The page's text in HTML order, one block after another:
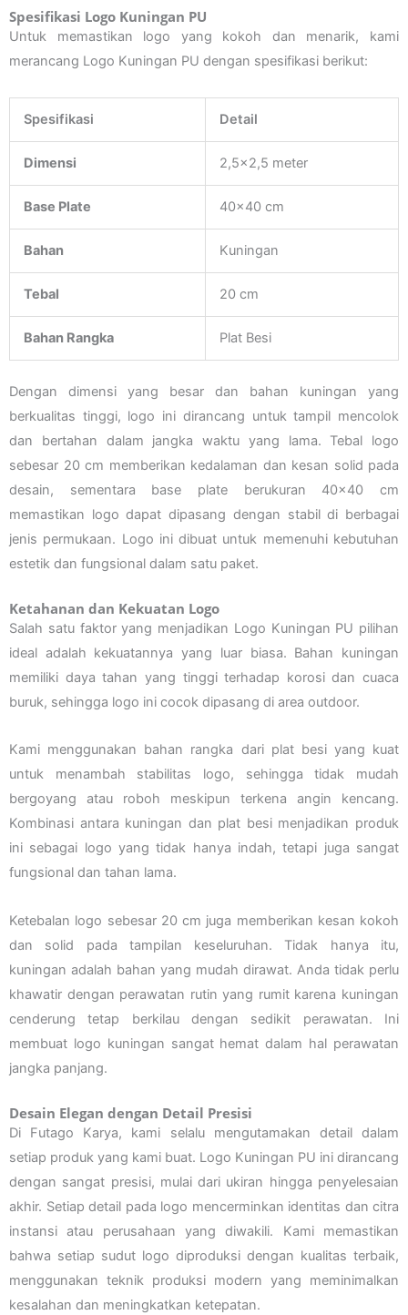
Spesifikasi Logo Kuningan PU
Untuk memastikan logo yang kokoh dan menarik, kami
merancang Logo Kuningan PU dengan spesifikasi berikut:
Spesifikasi Detail
Dimensi 2,5×2,5 meter
Base Plate 40×40 cm
Bahan Kuningan
Tebal 20 cm
Bahan Rangka Plat Besi
Dengan dimensi yang besar dan bahan kuningan yang
berkualitas tinggi, logo ini dirancang untuk tampil mencolok
dan bertahan dalam jangka waktu yang lama. Tebal logo
sebesar 20 cm memberikan kedalaman dan kesan solid pada
desain, sementara base plate berukuran 40×40 cm
memastikan logo dapat dipasang dengan stabil di berbagai
jenis permukaan. Logo ini dibuat untuk memenuhi kebutuhan
estetik dan fungsional dalam satu paket.
Ketahanan dan Kekuatan Logo
Salah satu faktor yang menjadikan Logo Kuningan PU pilihan
ideal adalah kekuatannya yang luar biasa. Bahan kuningan
memiliki daya tahan yang tinggi terhadap korosi dan cuaca
buruk, sehingga logo ini cocok dipasang di area outdoor.
Kami menggunakan bahan rangka dari plat besi yang kuat
untuk menambah stabilitas logo, sehingga tidak mudah
bergoyang atau roboh meskipun terkena angin kencang.
Kombinasi antara kuningan dan plat besi menjadikan produk
ini sebagai logo yang tidak hanya indah, tetapi juga sangat
fungsional dan tahan lama.
Ketebalan logo sebesar 20 cm juga memberikan kesan kokoh
dan solid pada tampilan keseluruhan. Tidak hanya itu,
kuningan adalah bahan yang mudah dirawat. Anda tidak perlu
khawatir dengan perawatan rutin yang rumit karena kuningan
cenderung tetap berkilau dengan sedikit perawatan. Ini
membuat logo kuningan sangat hemat dalam hal perawatan
jangka panjang.
Desain Elegan dengan Detail Presisi
Di Futago Karya, kami selalu mengutamakan detail dalam
setiap produk yang kami buat. Logo Kuningan PU ini dirancang
dengan sangat presisi, mulai dari ukiran hingga penyelesaian
akhir. Setiap detail pada logo mencerminkan identitas dan citra
instansi atau perusahaan yang diwakili. Kami memastikan
bahwa setiap sudut logo diproduksi dengan kualitas terbaik,
menggunakan teknik produksi modern yang meminimalkan
kesalahan dan meningkatkan ketepatan.